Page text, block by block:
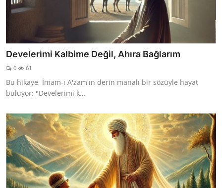
Develerimi Kalbime Değil, Ahıra Bağlarım
0 61
Bu hikaye, İmam-ı A'zam'ın derin manalı bir sözüyle hayat
buluyor: "Develerimi k...